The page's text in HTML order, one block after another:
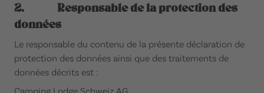
2. Responsable de la protection des
données
Le responsable du contenu de la présente déclaration de
protection des données ainsi que des traitements de
données décrits est :
Camping Lodge Schweiz AG